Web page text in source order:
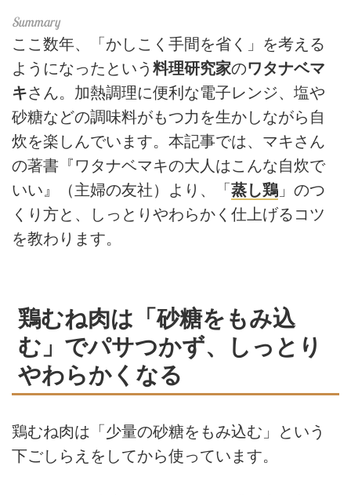
ここ数年、「かしこく手間を省く」を考える
ようになったという 料理研究家のワタナベマ
キさん。加熱調理に便利な電子レンジ、塩や
砂糖などの調味料がもつ力を生かしながら自
炊を楽しんでいます。本記事では、マキさん
の著書『ワタナベマキの大人はこんな自炊で
いい』（主婦の友社）より、「 蒸し鶏 」のつ
くり方と、しっとりやわらかく仕上げるコツ
を教わります。
鶏むね肉は「砂糖をもみ込
む」でパサつかず、しっとり
やわらかくなる
鶏むね肉は「少量の砂糖をもみ込む」という
下ごしらえをしてから使っています。